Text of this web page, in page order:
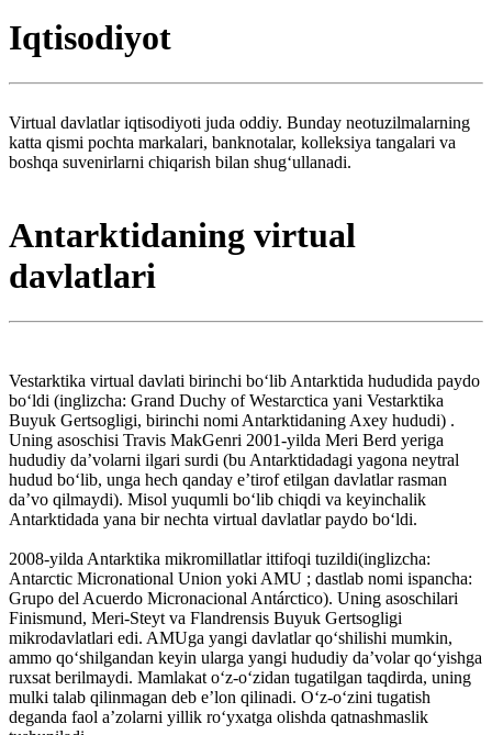
Iqtisodiyot
Virtual davlatlar iqtisodiyoti juda oddiy. Bunday neotuzilmalarning
katta qismi pochta markalari, banknotalar, kolleksiya tangalari va
boshqa suvenirlarni chiqarish bilan shugʻullanadi.
Antarktidaning virtual
davlatlari
Vestarktika virtual davlati birinchi boʻlib Antarktida hududida paydo
boʻldi (inglizcha: Grand Duchy of Westarctica yani Vestarktika
Buyuk Gertsogligi, birinchi nomi Antarktidaning Axey hududi) .
Uning asoschisi Travis MakGenri 2001-yilda Meri Berd yeriga
hududiy daʼvolarni ilgari surdi (bu Antarktidadagi yagona neytral
hudud boʻlib, unga hech qanday eʼtirof etilgan davlatlar rasman
daʼvo qilmaydi). Misol yuqumli boʻlib chiqdi va keyinchalik
Antarktidada yana bir nechta virtual davlatlar paydo boʻldi.
2008-yilda Antarktika mikromillatlar ittifoqi tuzildi(inglizcha:
Antarctic Micronational Union yoki AMU ; dastlab nomi ispancha:
Grupo del Acuerdo Micronacional Antárctico). Uning asoschilari
Finismund, Meri-Steyt va Flandrensis Buyuk Gertsogligi
mikrodavlatlari edi. AMUga yangi davlatlar qoʻshilishi mumkin,
ammo qoʻshilgandan keyin ularga yangi hududiy daʼvolar qoʻyishga
ruxsat berilmaydi. Mamlakat oʻz-oʻzidan tugatilgan taqdirda, uning
mulki talab qilinmagan deb eʼlon qilinadi. Oʻz-oʻzini tugatish
deganda faol aʼzolarni yillik roʻyxatga olishda qatnashmaslik